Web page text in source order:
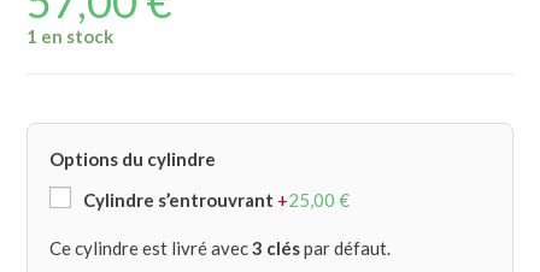
1 en stock
Options du cylindre
Cylindre s’entrouvrant +25,00€
Ce cylindre est livré avec3 cléspar défaut.